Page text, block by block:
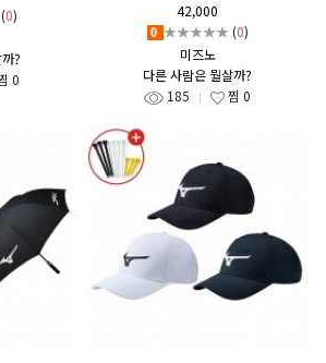
(0)
?
0
42,000
0 ★★★★★ (0)
미즈노
다른 사람은 뭘살까?
185
찜 0